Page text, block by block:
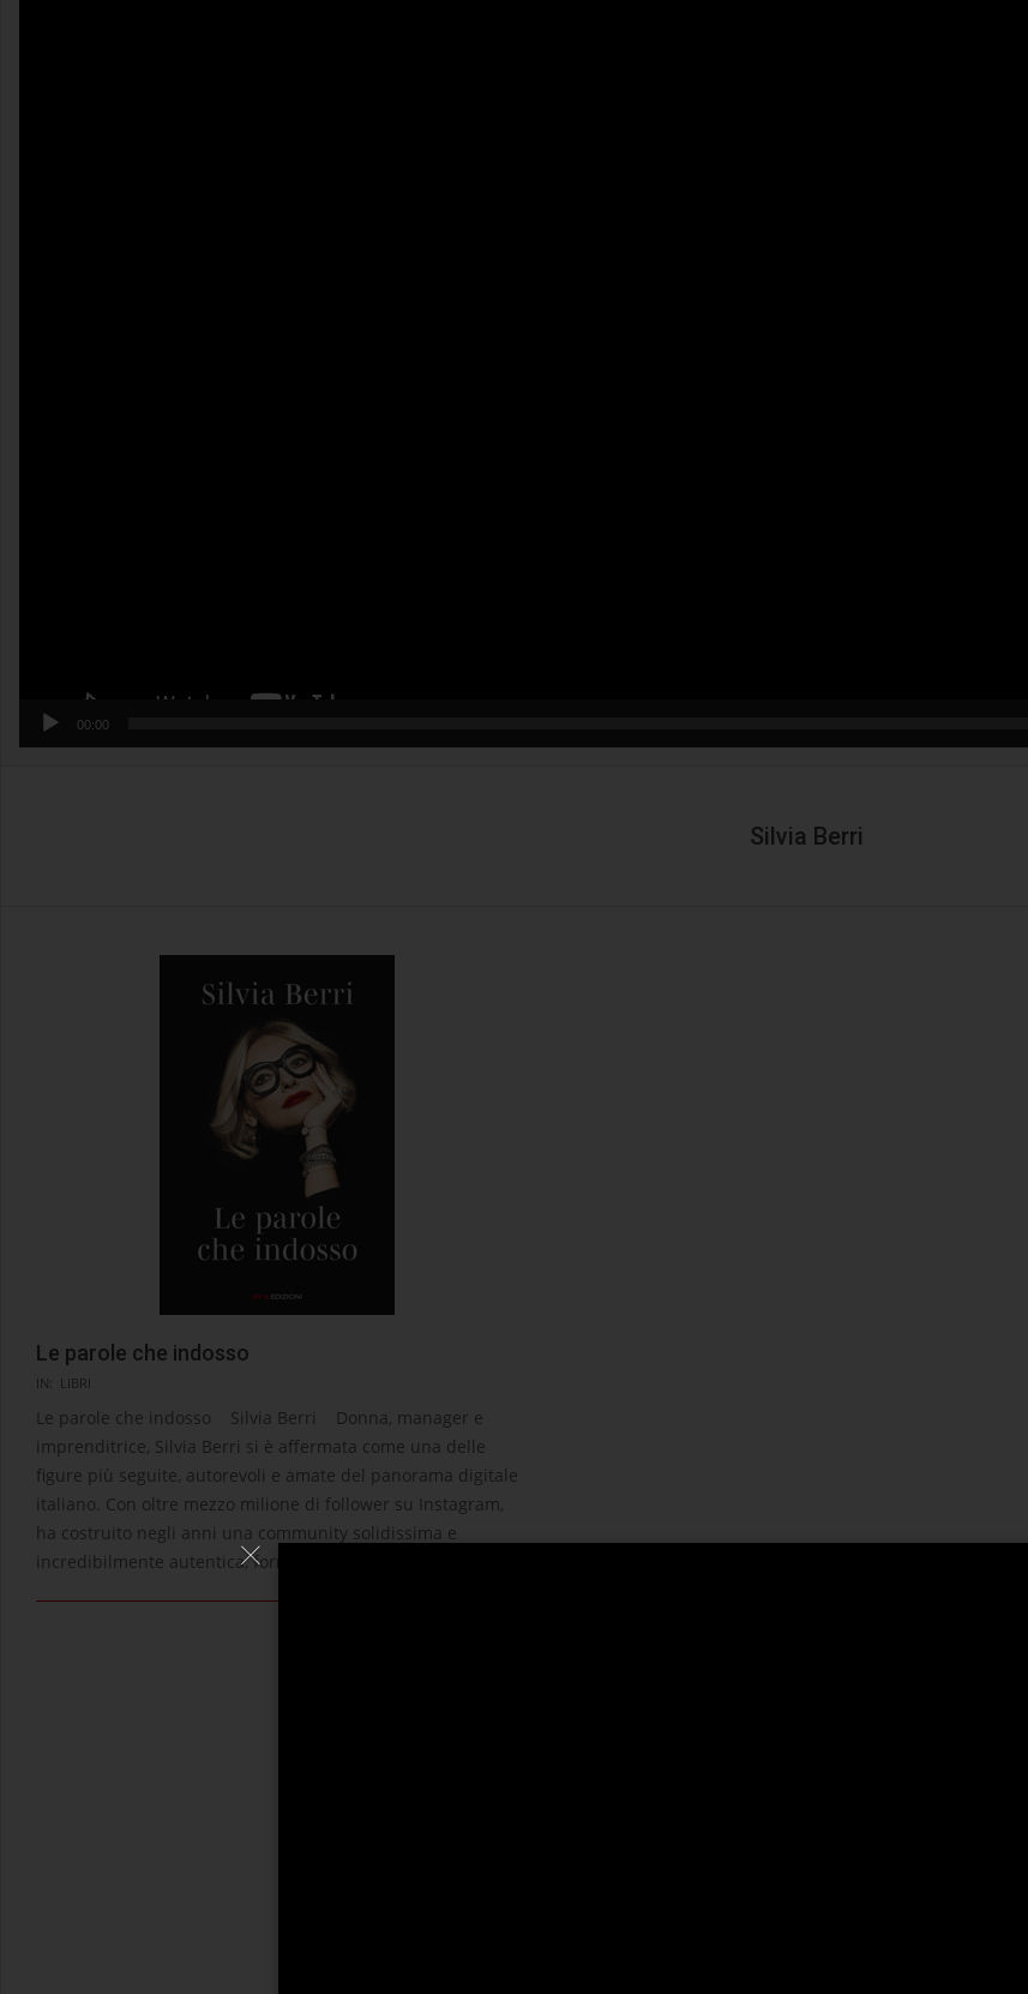
00:00
Silvia Berri
Le parole che indosso
2026-
03-
19
IN: LIBRI
Le parole che indosso Silvia Berri Donna, manager e
imprenditrice, Silvia Berri si è affermata come una delle
figure più seguite, autorevoli e amate del panorama digitale
italiano. Con oltre mezzo milione di follower su Instagram,
ha costruito negli anni una community solidissima e
incredibilmente autentica, formata da